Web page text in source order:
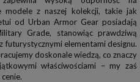
modele z naszej kolekcji, takie jak
od Urban Armor Gear posiadają
Grade, stanowiąc prawdziwą
futurystycznymi elementami designu.
doskonale wiedzą, co znaczy
właściwościami – my zaś